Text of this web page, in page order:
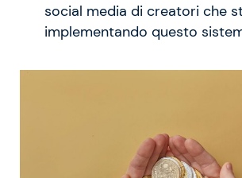
social media di creatori che
implementando questo